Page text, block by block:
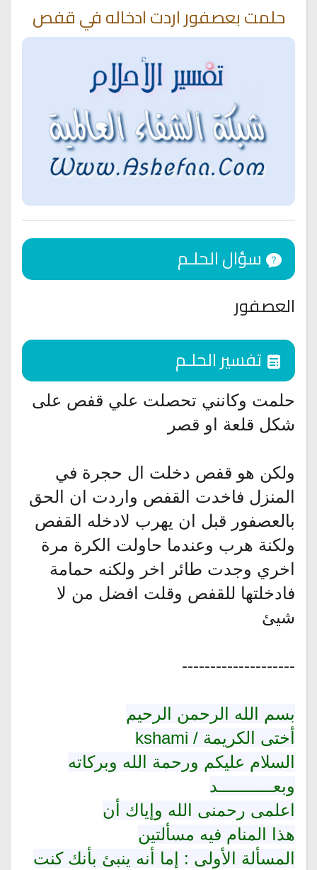
حلمت بعصفور اردت ادخاله في قفص
العصفور
حلمت وكانني تحصلت علي قفص على
شكل قلعة او قصر
ولكن هو قفص دخلت ال حجرة في
المنزل فاخدت القفص واردت ان الحق
بالعصفور قبل ان يهرب لادخله القفص
ولكنة هرب وعندما حاولت الكرة مرة
اخري وجدت طائر اخر ولكنه حمامة
فادخلتها للقفص وقلت افضل من لا
شيئ
--------------------
بسم الله الرحمن الرحيم
أختى الكريمة / kshami
السلام عليكم ورحمة الله وبركاته
وبعـــــــــــد
اعلمى رحمنى الله وإياك أن
هذا المنام فيه مسألتين
المسألة الأولى : إما أنه ينبئ بأنك كنت